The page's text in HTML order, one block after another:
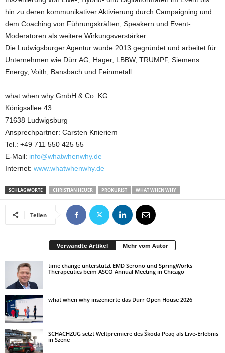
hin zu deren kommunikativer Aktivierung durch Campaigning und
dem Coaching von Führungskräften, Speakern und Event-
Moderatoren als weitere Wirkungsverstärker.
Die Ludwigsburger Agentur wurde 2013 gegründet und arbeitet für
Unternehmen wie Dürr AG, Hager, LBBW, TRUMPF, Siemens
Energy, Voith, Bansbach und Feinmetall.
what when why GmbH & Co. KG
Königsallee 43
71638 Ludwigsburg
Ansprechpartner: Carsten Knieriem
Tel.: +49 711 550 425 55
E-Mail: info@whatwhenwhy.de
Internet: www.whatwhenwhy.de
SCHLAGWORTE CHRISTIAN HEUER PROKURIST WHAT WHEN WHY
Teilen
Verwandte Artikel Mehr vom Autor
time change unterstützt EMD Serono und SpringWorks
Therapeutics beim ASCO Annual Meeting in Chicago
what when why inszenierte das Dürr Open House 2026
SCHACHZUG setzt Weltpremiere des Škoda Peaq als Live-Erlebnis
in Szene